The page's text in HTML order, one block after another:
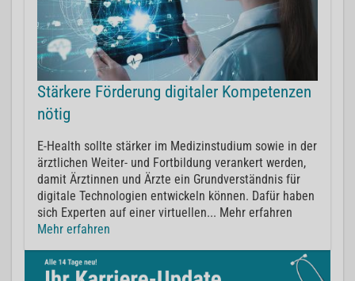
Stärkere Förderung digitaler Kompetenzen
nötig
E-Health sollte stärker im Medizinstudium sowie in der
ärztlichen Weiter- und Fortbildung verankert werden,
damit Ärztinnen und Ärzte ein Grundverständnis für
digitale Technologien entwickeln können. Dafür haben
sich Experten auf einer virtuellen... Mehr erfahren
Mehr erfahren